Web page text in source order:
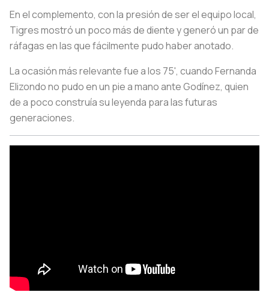
En el complemento, con la presión de ser el equipo local,
Tigres mostró un poco más de diente y generó un par de
ráfagas en las que fácilmente pudo haber anotado.
La ocasión más relevante fue a los 75', cuando Fernanda
Elizondo no pudo en un pie a mano ante Godínez, quien
de a poco construía su leyenda para las futuras
generaciones.